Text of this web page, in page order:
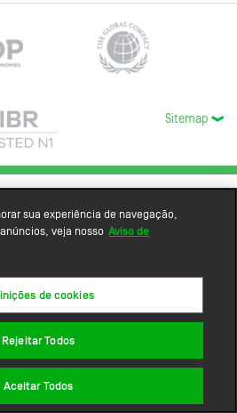
Sitemap
sua experiência de navegação,
veja nosso Aviso de
de cookies
Rejeitar Todos
Aceitar Todos